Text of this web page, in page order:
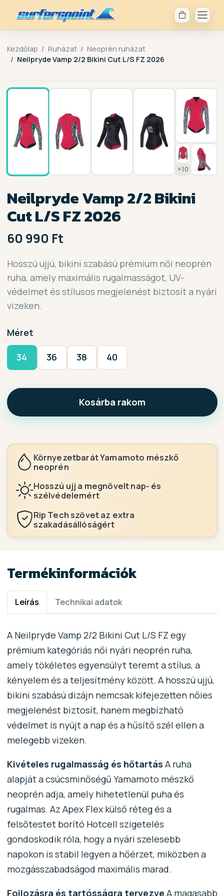
Kezdőlap Ruházat
Neoprén ruházat
Neilpryde Vamp 2/2 Bikini Cut L/S FZ 2026
+10
Neilpryde Vamp 2/2 Bikini
Cut L/S FZ 2026
60 990 Ft
Hosszú ujjú, bikini szabású prémium női neoprén
ruha, amely maximális rugalmasságot, UV-
védelmet és stílusos megjelenést biztosít a nyári
vizeken.
Méret
34 36 38 40
Kosárba rakom
Környezetbarát Yamamoto mészkő
neoprén
Hosszú ujj a megnövelt nap- és
szélvédelemért
Rip Tech szövet az extra
szakadásállóságért
Termékinformációk
Leírás Technikai adatok
A Neilpryde Vamp 2/2 Bikini Cut L/S FZ egy
prémium kategóriás női nyári neoprén ruha,
amely tökéletes egyensúlyt teremt a stílus, a
kényelem és a teljesítmény között. A hosszú ujjú,
bikini szabású dizájn nemcsak kifejezetten nőies
megjelenést biztosít, hanem megbízható
védelmet is nyújt a nap és a hűsítő szél ellen a
melegebb vizeken.
Kivételes rugalmasság és hőtartás A ruha
alapját a csúcsminőségű Yamamoto mészkő
neoprén adja, amely hihetetlenül puha és
rugalmas. Az Apex Flex külső réteg és a
felsőtestet borító Hotcell szigetelés
gondoskodik róla, hogy a nyári szelesebb
napokon is stabil legyen a hőérzet, miközben a
mozgásszabadságod maximális marad.
Foilozásra és tartósságra tervezve A magasabb